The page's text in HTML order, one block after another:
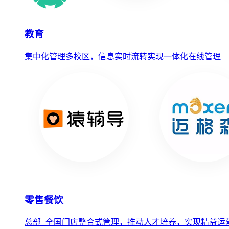
教育
集中化管理多校区，信息实时流转实现一体化在线管理
零售餐饮
总部+全国门店整合式管理，推动人才培养，实现精益运